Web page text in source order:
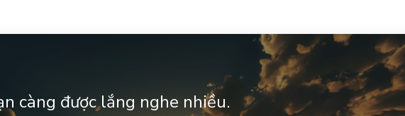
càng được lắng nghe nhiều.